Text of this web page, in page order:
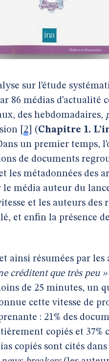
sur l’étude
86 médias d’actualité
des hebdomadaires,
2 (Chapitre 1.
un premier temps,
de documents
les métadonnées des
média auteur du
et les auteurs des
et enfin la présence
ainsi résumées par les
créditent que très peu »
de 25 minutes, un
cette vitesse de
: 21% des
copiés et 37%
copiés sont cités dans